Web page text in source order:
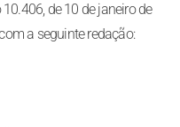
de 10 de janeiro de
a seguinte redação: